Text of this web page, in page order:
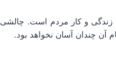
زندگی و کار مردم است. چالشی
آن چندان آسان نخواهد بود.